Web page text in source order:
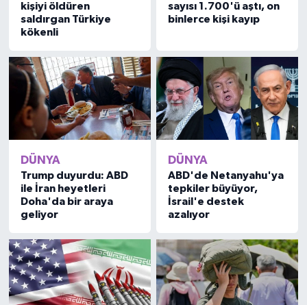
kişiyi öldüren
saldırgan Türkiye
kökenli
sayısı 1.700'ü aştı, on
binlerce kişi kayıp
DÜNYA
Trump duyurdu: ABD
ile İran heyetleri
Doha'da bir araya
geliyor
DÜNYA
ABD'de Netanyahu'ya
tepkiler büyüyor,
İsrail'e destek
azalıyor